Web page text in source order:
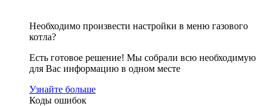
Необходимо произвести настройки в меню газового
котла?
Есть готовое решение! Мы собрали всю необходимую
для Вас информацию в одном месте
Узнайте больше
Коды ошибок